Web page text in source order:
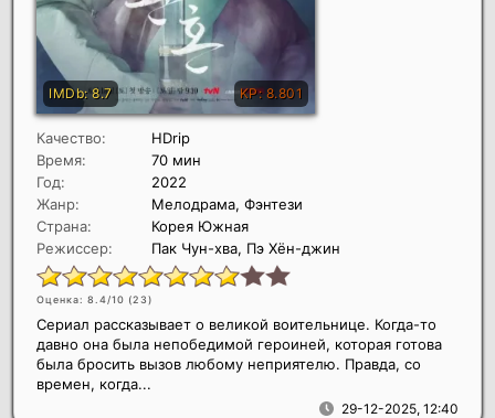
Качество:
HDrip
Время:
70 мин
Год:
2022
Жанр:
Мелодрама, Фэнтези
Страна:
Корея Южная
Режиссер:
Пак Чун-хва, Пэ Хён-джин
Оценка: 8.4/10 (23)
29-12-2025, 12:40
Сериал рассказывает о великой воительнице. Когда-то
давно она была непобедимой героиней, которая готова
была бросить вызов любому неприятелю. Правда, со
времен, когда...